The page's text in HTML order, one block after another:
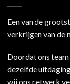
Een van de
verkrijgen van de
Doordat ons
dezelfde
wij ons netwerk